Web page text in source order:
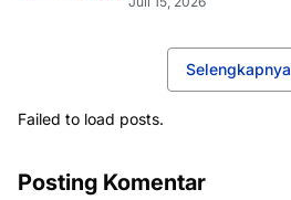
Selengkapnya
Failed to load posts.
Posting Komentar